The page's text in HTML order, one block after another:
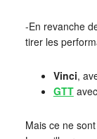
-En revanche
tirer les
Vinci,
GTT
Mais ce ne